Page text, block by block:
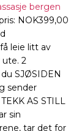
bergen
NOK399,00
leie litt av
2
SJØSIDEN
sender
AS STILL
sin
tar det for